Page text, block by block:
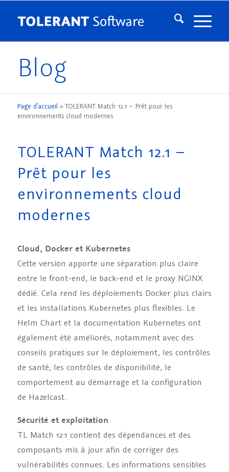
Blog
Page d’accueil » TOLERANT Match 12.1 – Prêt pour les
environnements cloud modernes
TOLERANT Match 12.1 –
Prêt pour les
environnements cloud
modernes
Cloud, Docker et Kubernetes
Cette version apporte une séparation plus claire
entre le front-end, le back-end et le proxy NGINX
dédié. Cela rend les déploiements Docker plus clairs
et les installations Kubernetes plus flexibles. Le
Helm Chart et la documentation Kubernetes ont
également été améliorés, notamment avec des
conseils pratiques sur le déploiement, les contrôles
de santé, les contrôles de disponibilité, le
comportement au démarrage et la configuration
de Hazelcast.
Sécurité et exploitation
TL Match 12.1 contient des dépendances et des
composants mis à jour afin de corriger des
vulnérabilités connues. Les informations sensibles